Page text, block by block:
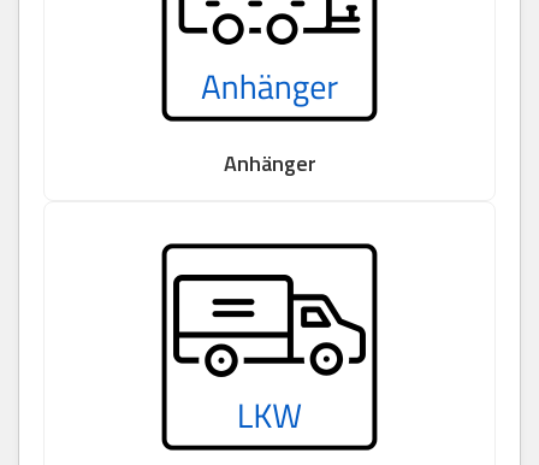
Anhänger